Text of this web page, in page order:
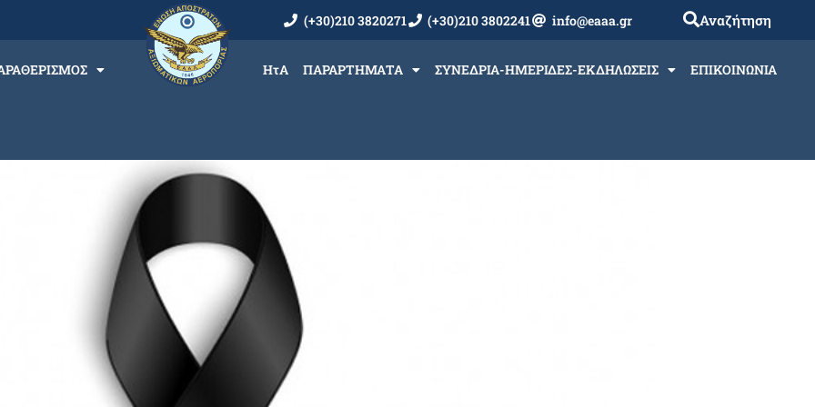
(+30)210 3820271 (+30)210 3802241 info@eaaa.gr Αναζήτηση
ΗτΑ ΠΑΡΑΡΤΗΜΑΤΑ ΣΥΝΕΔΡΙΑ-ΗΜΕΡΙΔΕΣ-ΕΚΔΗΛΩΣΕΙΣ ΕΠΙΚΟΙΝΩΝΙΑ